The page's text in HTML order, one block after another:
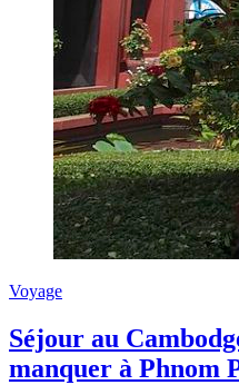
Voyage
Séjour au
manquer à Phnom